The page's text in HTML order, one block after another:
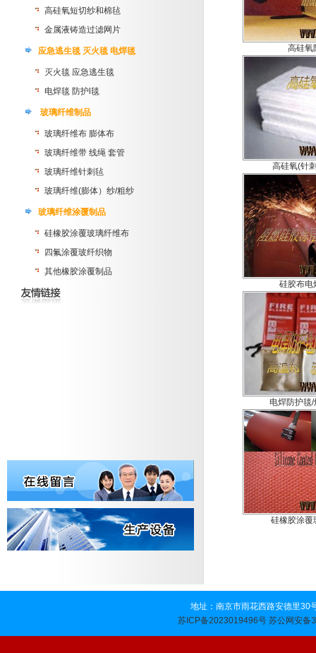
高硅氧短切纱和棉毡
金属液铸造过滤网片
应急逃生毯 灭火毯 电焊毯
灭火毯 应急逃生毯
电焊毯 防护l毯
玻璃纤维制品
玻璃纤维布 膨体布
玻璃纤维带 线绳 套管
玻璃纤维针刺毡
玻璃纤维(膨体）纱/粗纱
玻璃纤维涂覆制品
硅橡胶涂覆玻璃纤维布
四氟涂覆玻纤织物
其他橡胶涂覆制品
高硅氧
高硅氧(针
硅胶布电
电焊防护毯
硅橡胶涂覆
地址：南京市雨花西路安德里
苏ICP备2023019496号 苏公网安备